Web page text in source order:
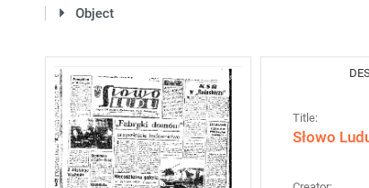
Object
Title:
Słowo